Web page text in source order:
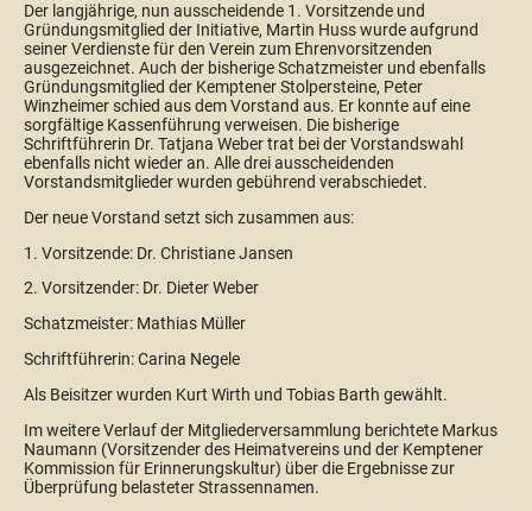
Der langjährige, nun ausscheidende 1. Vorsitzende und
Gründungsmitglied der Initiative, Martin Huss wurde aufgrund
seiner Verdienste für den Verein zum Ehrenvorsitzenden
ausgezeichnet. Auch der bisherige Schatzmeister und ebenfalls
Gründungsmitglied der Kemptener Stolpersteine, Peter
Winzheimer schied aus dem Vorstand aus. Er konnte auf eine
sorgfältige Kassenführung verweisen. Die bisherige
Schriftführerin Dr. Tatjana Weber trat bei der Vorstandswahl
ebenfalls nicht wieder an. Alle drei ausscheidenden
Vorstandsmitglieder wurden gebührend verabschiedet.
Der neue Vorstand setzt sich zusammen aus:
1. Vorsitzende: Dr. Christiane Jansen
2. Vorsitzender: Dr. Dieter Weber
Schatzmeister: Mathias Müller
Schriftführerin: Carina Negele
Als Beisitzer wurden Kurt Wirth und Tobias Barth gewählt.
Im weitere Verlauf der Mitgliederversammlung berichtete Markus
Naumann (Vorsitzender des Heimatvereins und der Kemptener
Kommission für Erinnerungskultur) über die Ergebnisse zur
Überprüfung belasteter Strassennamen.